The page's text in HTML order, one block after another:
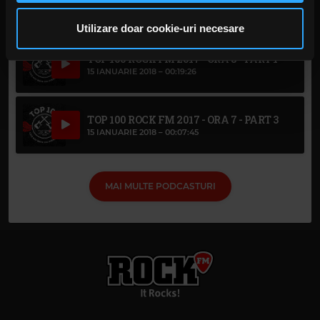
privire la modul în care folosiți site-ul nostru. Aceștia le
pot combina cu alte informații oferite de dvs. sau culese
în urma folosirii serviciilor lor. În cazul în care alegeți să
continuați să utilizați website-ul nostru, sunteți de acord
cu utilizarea modulelor noastre cookie.
Utilizare doar cookie-uri necesare
15 IANUARIE 2018 –00:18:59
TOP 100 ROCK FM 2017 - ORA 8 - PART 1
15 IANUARIE 2018 – 00:19:26
TOP 100 ROCK FM 2017 - ORA 7 - PART 3
15 IANUARIE 2018 – 00:07:45
MAI MULTE PODCASTURI